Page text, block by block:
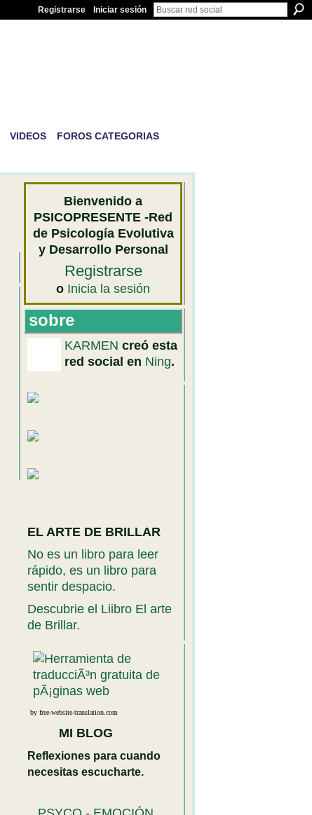
Registrarse Iniciar sesión
VIDEOS
FOROS CATEGORIAS
Bienvenido a
PSICOPRESENTE -Red
de Psicología Evolutiva
y Desarrollo Personal
Registrarse
o Inicia la sesión
sobre
KARMEN creó esta
red social en Ning.
EL ARTE DE BRILLAR
No es un libro para leer
rápido, es un libro para
sentir despacio.
Descubrie el Liibro El arte
de Brillar.
by free-website-translation.com
MI BLOG
Reflexiones para cuando
necesitas escucharte.